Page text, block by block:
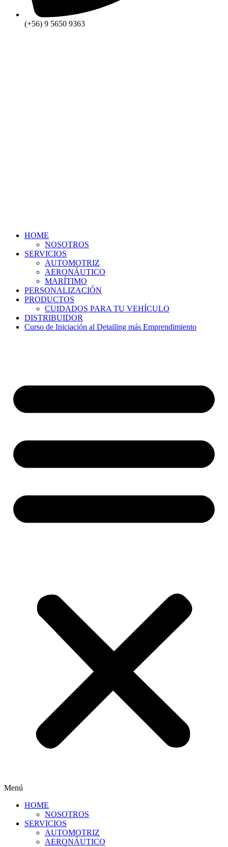
(+56) 9 5650 9363
HOME
NOSOTROS
SERVICIOS
AUTOMOTRIZ
AERONÁUTICO
MARÍTIMO
PERSONALIZACIÓN
PRODUCTOS
CUIDADOS PARA TU VEHÍCULO
DISTRIBUIDOR
Curso de Iniciación al Detailing más Emprendimiento
Menú
HOME
NOSOTROS
SERVICIOS
AUTOMOTRIZ
AERONÁUTICO